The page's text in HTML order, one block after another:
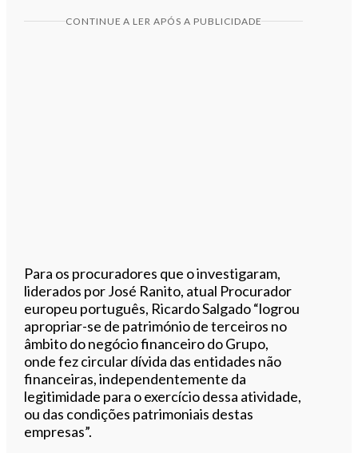
CONTINUE A LER APÓS A PUBLICIDADE
Para os procuradores que o investigaram,
liderados por José Ranito, atual Procurador
europeu português, Ricardo Salgado “logrou
apropriar-se de património de terceiros no
âmbito do negócio financeiro do Grupo,
onde fez circular dívida das entidades não
financeiras, independentemente da
legitimidade para o exercício dessa atividade,
ou das condições patrimoniais destas
empresas”.